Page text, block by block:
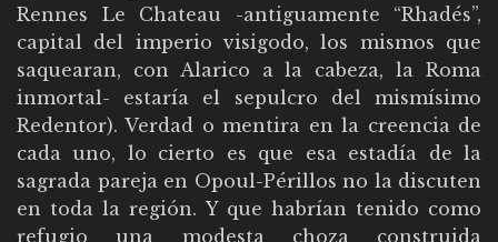
Rennes Le Chateau -antiguamente “Rhadés”,
capital del imperio visigodo, los mismos que
saquearan, con Alarico a la cabeza, la Roma
inmortal- estaría el sepulcro del mismísimo
Redentor). Verdad o mentira en la creencia de
cada uno, lo cierto es que esa estadía de la
sagrada pareja en Opoul-Périllos no la discuten
en toda la región. Y que habrían tenido como
refugio una modesta choza construida